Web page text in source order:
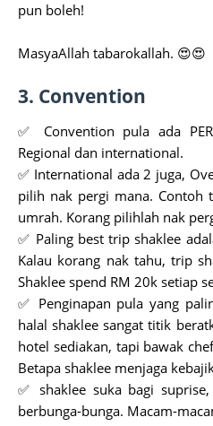
pun boleh!
MasyaAllah tabarokallah. 😍😍
3. Convention
✅ Convention pula ada
Regional dan international.
✅ International ada 2 juga,
pilih nak pergi mana.
umrah. Korang pilihlah nak
✅ Paling best trip shaklee
Kalau korang nak tahu, trip
Shaklee spend RM 20k setiap
✅ Penginapan pula yang
halal shaklee sangat titik
hotel sediakan, tapi bawak
Betapa shaklee menjaga
✅ shaklee suka bagi
berbunga-bunga. Macam-